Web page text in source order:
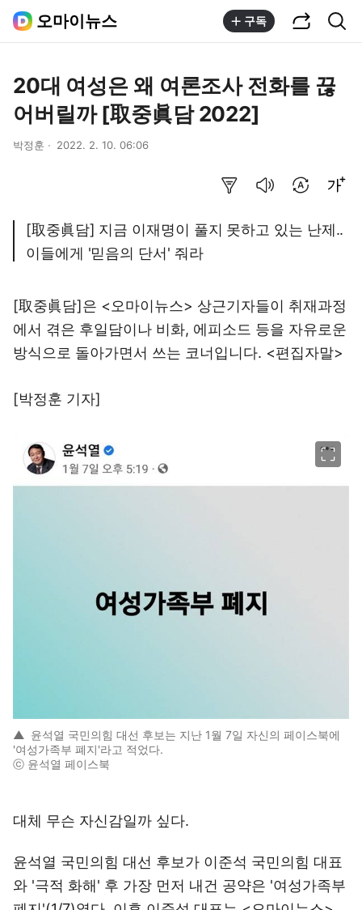
오마이뉴스 구독
20대 여성은 왜 여론조사 전화를 끊
어버릴까 [取중眞담 2022]
박정훈 2022. 2. 10. 06:06
[取중眞담] 지금 이재명이 풀지 못하고 있는 난제..
이들에게 '믿음의 단서' 줘라
[取중眞담]은 <오마이뉴스> 상근기자들이 취재과정
에서 겪은 후일담이나 비화, 에피소드 등을 자유로운
방식으로 돌아가면서 쓰는 코너입니다. <편집자말>
[박정훈 기자]
▲ 윤석열 국민의힘 대선 후보는 지난 1월 7일 자신의 페이스북에
'여성가족부 폐지'라고 적었다.
ⓒ 윤석열 페이스북
대체 무슨 자신감일까 싶다.
윤석열 국민의힘 대선 후보가 이준석 국민의힘 대표
와 '극적 화해' 후 가장 먼저 내건 공약은 '여성가족부